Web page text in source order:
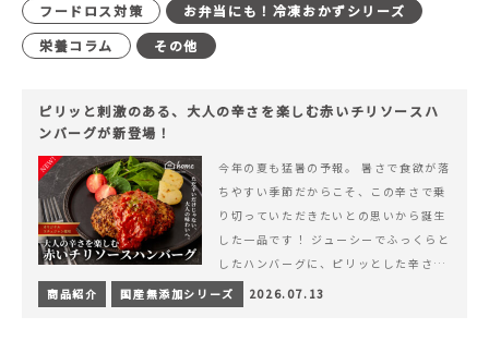
フードロス対策
お弁当にも！冷凍おかずシリーズ
栄養コラム
その他
ピリッと刺激のある、大人の辛さを楽しむ赤いチリソースハ
ンバーグが新登場！
今年の夏も猛暑の予報。 暑さで食欲が落
ちやすい季節だからこそ、この辛さで乗
り切っていただきたいとの思いから誕生
した一品です！ ジューシーでふっくらと
したハンバーグに、ピリッとした辛さと
コク深い旨みが楽しめる特製チリソース
&hellip; 続きを読む ピリッと刺激のあ
商品紹介 国産無添加シリーズ 2026.07.13